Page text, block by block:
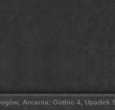
Arcania: Gothic 4, Upadek